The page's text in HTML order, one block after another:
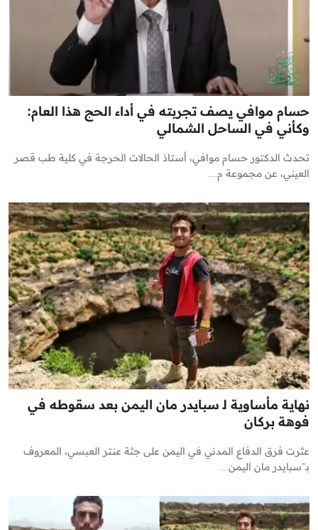
حسام موافي يصف تجربته في أداء الحج هذا العام:
وكأني في الساحل الشمالي
تحدث الدكتور حسام موافي، أستاذ الحالات الحرجة في كلية طب قصر
العيني، عن مجموعة م...
نهاية مأساوية ل‍ سبايدر مان اليمن بعد سقوطه في
فوهة بركان
عثرت فرق الدفاع المدني في اليمن على جثة عنتر العبسي، المعروف
بـ”سبايدر مان اليمن...